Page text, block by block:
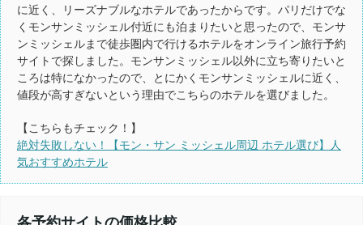
に近く、リーズナブルなホテルであったからです。パリだけでな
くモンサンミッシェル付近にも泊まりたいと思ったので、モンサ
ンミッシェルまで徒歩圏内で行けるホテルをオンライン旅行予約
サイトで探しました。モンサンミッシェル以外に立ち寄りたいと
ころは特になかったので、とにかくモンサンミッシェルに近く、
値段が高すぎないという理由でこちらのホテルを選びました。
【こちらもチェック！】
絶対失敗しない！【モン・サン ミッシェル周辺 ホテル選び】人
気おすすめホテル